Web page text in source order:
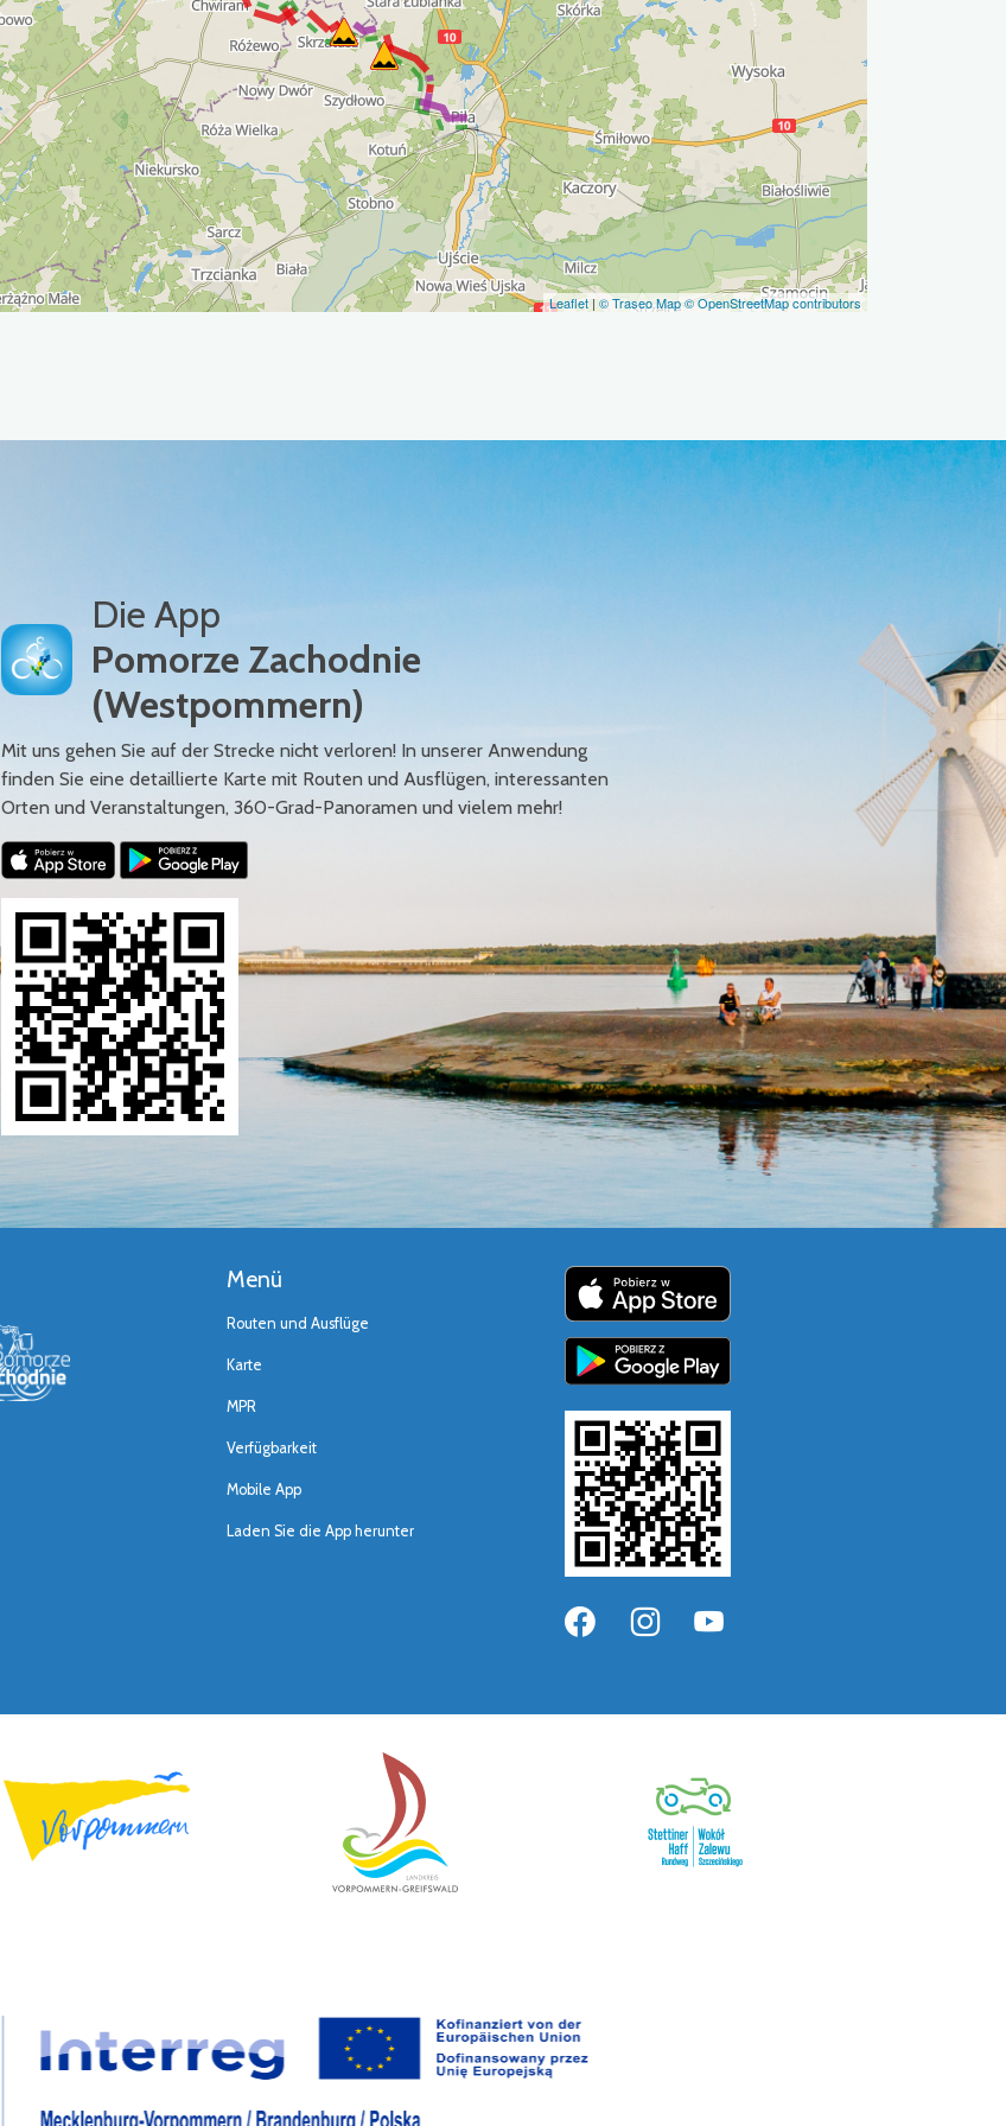
Leaflet|© Traseo Map© OpenStreetMap contributors
Die App
Pomorze Zachodnie
(Westpommern)
Mit uns gehen Sie auf der Strecke nicht verloren! In unserer Anwendung
finden Sie eine detaillierte Karte mit Routen und Ausflügen, interessanten
Orten und Veranstaltungen, 360-Grad-Panoramen und vielem mehr!
Menü
Routen und Ausflüge
Karte
MPR
Verfügbarkeit
Mobile App
Laden Sie die App herunter